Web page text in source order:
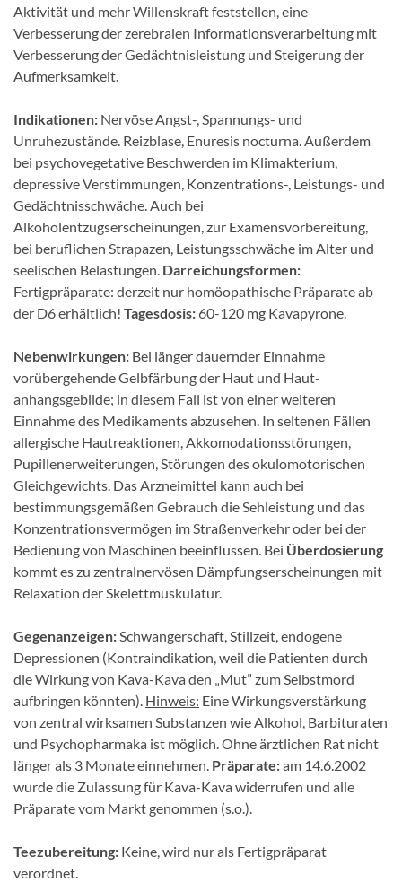
Aktivität und mehr Willenskraft feststellen, eine
Verbesserung der zerebralen Informationsverarbei­tung mit
Verbesserung der Gedächtnisleistung und Steigerung der
Aufmerksamkeit.
Indikationen: Nervöse Angst-, Spannungs- und
Unruhezustände. Reizblase, Enuresis nocturna. Au­ßerdem
bei psychovegetative Beschwerden im Klimakterium,
depressive Verstimmungen, Konzentra­tions-, Leistungs- und
Gedächtnisschwäche. Auch bei
Alkoholentzugserscheinungen, zur Examens­vorbereitung,
bei beruflichen Strapazen, Leistungsschwäche im Alter und
seelischen Belastungen. Darreichungsformen:
Fertigpräparate: derzeit nur homöopathische Präparate ab
der D6 erhältlich! Tagesdosis: 60-120 mg Kavapyrone.
Nebenwirkungen: Bei länger dauernder Einnahme
vorübergehende Gelbfärbung der Haut und Haut­
anhangsgebilde; in diesem Fall ist von einer weiteren
Einnahme des Medikaments abzusehen. In sel­tenen Fällen
allergische Hautreaktionen, Akkomodationsstörungen,
Pupillenerweiterungen, Störungen des okulomotorischen
Gleichgewichts. Das Arzneimittel kann auch bei
bestimmungsgemäßen Gebrauch die Sehleistung und das
Konzentrationsvermögen im Straßenverkehr oder bei der
Bedie­nung von Maschinen beeinflussen. Bei Überdosierung
kommt es zu zentralnervösen Dämpfungser­scheinungen mit
Relaxation der Skelettmuskulatur.
Gegenanzeigen: Schwangerschaft, Stillzeit, endogene
Depressionen (Kontraindikation, weil die Pati­enten durch
die Wirkung von Kava-Kava den „Mut” zum Selbstmord
aufbringen könnten). Hinweis: Eine Wirkungsverstärkung
von zentral wirksamen Substanzen wie Alkohol, Barbituraten
und Psychopharmaka ist möglich. Ohne ärztlichen Rat nicht
länger als 3 Monate einnehmen. Präparate:am 14.6.2002
wurde die Zulassung für Kava-Kava widerrufen und alle
Präparate vom Markt genommen (s.o.).
Teezubereitung: Keine, wird nur als Fertigpräparat
verordnet.